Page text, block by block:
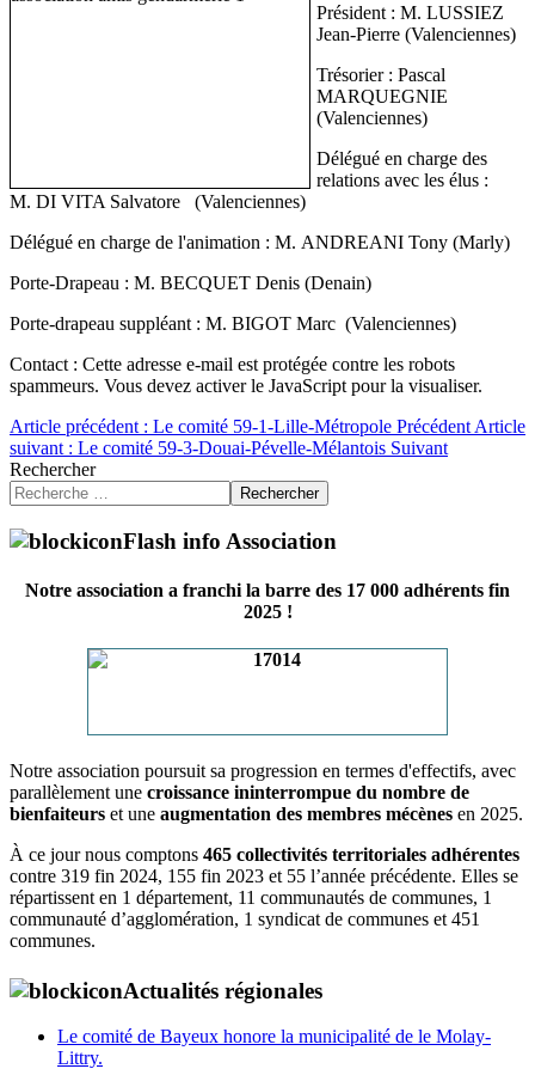
Président : M. LUSSIEZ
Jean-Pierre (Valenciennes)
Trésorier : Pascal
MARQUEGNIE
(Valenciennes)
Délégué en charge des
relations avec les élus :
M. DI VITA Salvatore (Valenciennes)
Délégué en charge de l'animation : M. ANDREANI Tony (Marly)
Porte-Drapeau : M. BECQUET Denis (Denain)
Porte-drapeau suppléant : M. BIGOT Marc (Valenciennes)
Contact : Cette adresse e-mail est protégée contre les robots
spammeurs. Vous devez activer le JavaScript pour la visualiser.
Article précédent : Le comité 59-1-Lille-Métropole Précédent Article
suivant : Le comité 59-3-Douai-Pévelle-Mélantois Suivant
Rechercher
Rechercher
Flash info Association
Notre association a franchi la barre des 17 000 adhérents fin
2025 !
Notre association poursuit sa progression en termes d'effectifs, avec
parallèlement une croissance ininterrompue du nombre de
bienfaiteurs et une augmentation des membres mécènes en 2025.
À ce jour nous comptons 465 collectivités territoriales adhérentes
contre 319 fin 2024, 155 fin 2023 et 55 l’année précédente. Elles se
répartissent en 1 département, 11 communautés de communes, 1
communauté d’agglomération, 1 syndicat de communes et 451
communes.
Actualités régionales
Le comité de Bayeux honore la municipalité de le Molay-
Littry.